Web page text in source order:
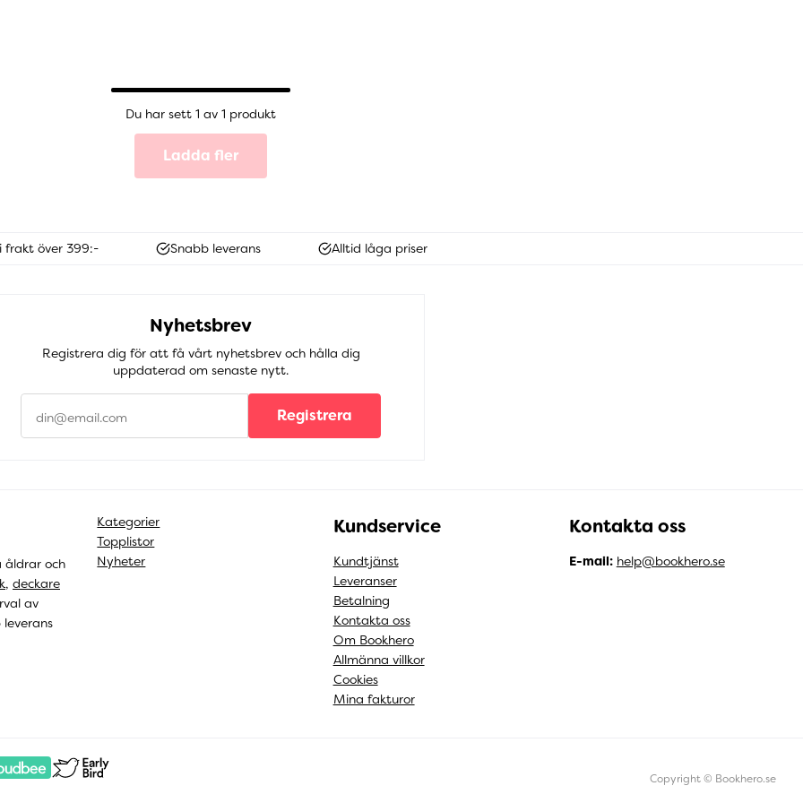
Du har sett 1 av 1 produkt
Ladda fler
frakt över 399:- Snabb leverans Alltid låga priser
Nyhetsbrev
Registrera dig för att få vårt nyhetsbrev och hålla dig
uppdaterad om senaste nytt.
Registrera
åldrar och
, deckare
av
Kategorier
Topplistor
Nyheter
Kundservice
Kundtjänst
Leveranser
Betalning
Kontakta oss
Om Bookhero
Allmänna villkor
Cookies
Mina fakturor
Kontakta oss
E-mail: help@bookhero.se
Copyright © Bookhero.se